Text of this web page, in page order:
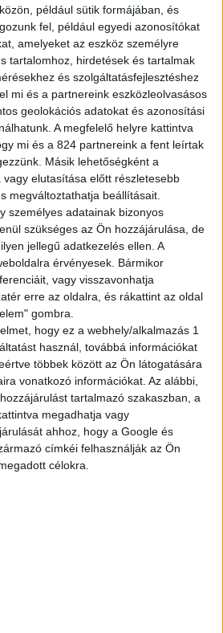
például sütik formájában, és
fel, például egyedi azonosítókat
amelyeket az eszköz személyre
tartalomhoz, hirdetések és tartalmak
és szolgáltatásfejlesztéshez
mi és a partnereink eszközleolvasásos
geolokációs adatokat és azonosítási
A megfelelő helyre kattintva
mi és a 824 partnereink a fent leírtak
Másik lehetőségként a
elutasítása előtt részletesebb
megváltoztathatja beállításait.
személyes adatainak bizonyos
szükséges az Ön hozzájárulása, de
jellegű adatkezelés ellen. A
érvényesek. Bármikor
vagy visszavonhatja
erre az oldalra, és rákattint az oldal
gombra.
hogy ez a webhely/alkalmazás 1
használ, továbbá információkat
többek között az Ön látogatására
vonatkozó információkat. Az alábbi,
tartalmazó szakaszban, a
megadhatja vagy
ahhoz, hogy a Google és
címkéi felhasználják az Ön
célokra.
TELJES KÍNÁLAT